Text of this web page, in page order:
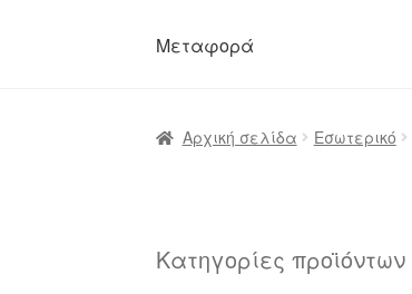
Μεταφορά
Αρχική σελίδα Εσωτερικό
Κατηγορίες προϊόντων